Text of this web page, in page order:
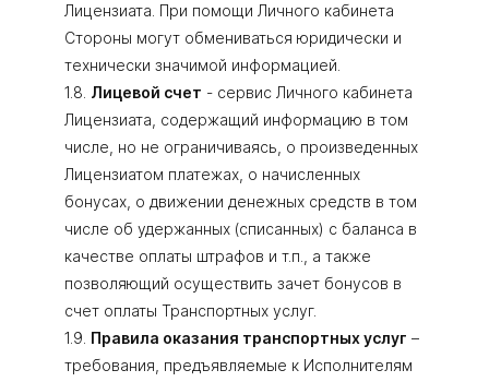
Лицензиата. При помощи Личного кабинета
Стороны могут обмениваться юридически и
технически значимой информацией.
1.8. Лицевой счет - сервис Личного кабинета
Лицензиата, содержащий информацию в том
числе, но не ограничиваясь, о произведенных
Лицензиатом платежах, о начисленных
бонусах, о движении денежных средств в том
числе об удержанных (списанных) с баланса в
качестве оплаты штрафов и т.п., а также
позволяющий осуществить зачет бонусов в
счет оплаты Транспортных услуг.
1.9. Правила оказания транспортных услуг –
требования, предъявляемые к Исполнителям